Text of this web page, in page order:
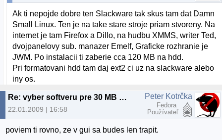
Ak ti nepojde dobre ten Slackware tak skus tam dat Damn
Small Linux. Ten je na take stare stroje priam stvoreny. Na
internet je tam Firefox a Dillo, na hudbu XMMS, writer Ted,
dvojpanelovy sub. manazer Emelf, Graficke rozhranie je
JWM. Po instalacii ti zaberie cca 120 MB na hdd.
Pri formatovani hdd tam daj ext2 ci uz na slackware alebo
iny os.
Re: vyber softveru pre 30 MB RAM a 3 GB HDD
22.01.2009 | 16:58
Peter Kotrčka
Fedora
Používateľ
poviem ti rovno, ze v gui sa budes len trapit.